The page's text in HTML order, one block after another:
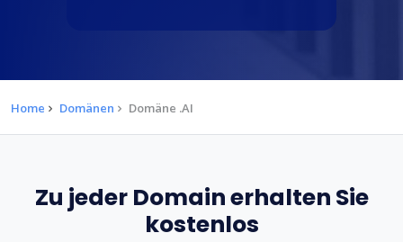
Home Domänen Domäne .AI
Zu jeder Domain erhalten Sie
kostenlos